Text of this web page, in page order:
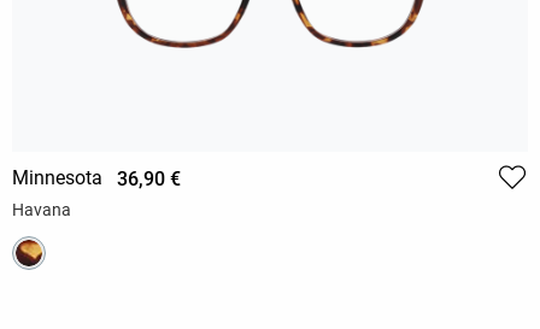
Minnesota 36,90 €
Havana